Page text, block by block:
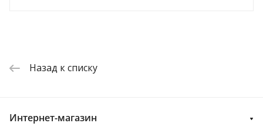
Назад к списку
Интернет-магазин